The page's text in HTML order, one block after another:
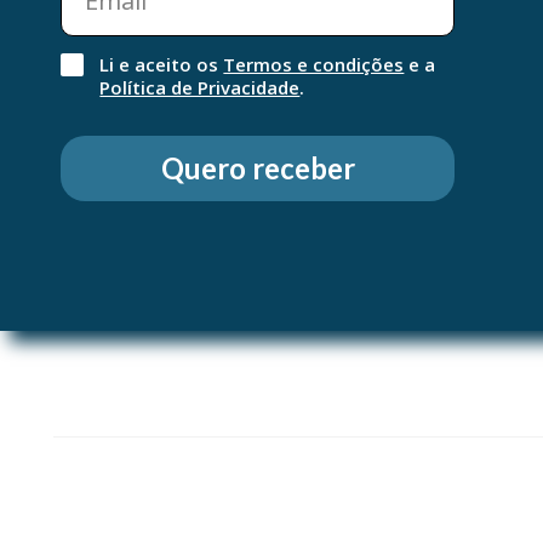
XANTHAN GUM, SODIUM BENZOATE, PHENOXYETHANOL, CAPRYLYL GLYCOL,
BLUE 1.
Modo de utilização
Aplicar diariamente sobre todo o rosto. Evitar o contorno dos olhos.
antes de ROSALIAC AR, o concentrado intensivo.
Não utilize em caso de alergia ou hipersensibilidade a algum dos
Li e aceito os Termos e condições e a
Política de Privacidade.
Quero receber